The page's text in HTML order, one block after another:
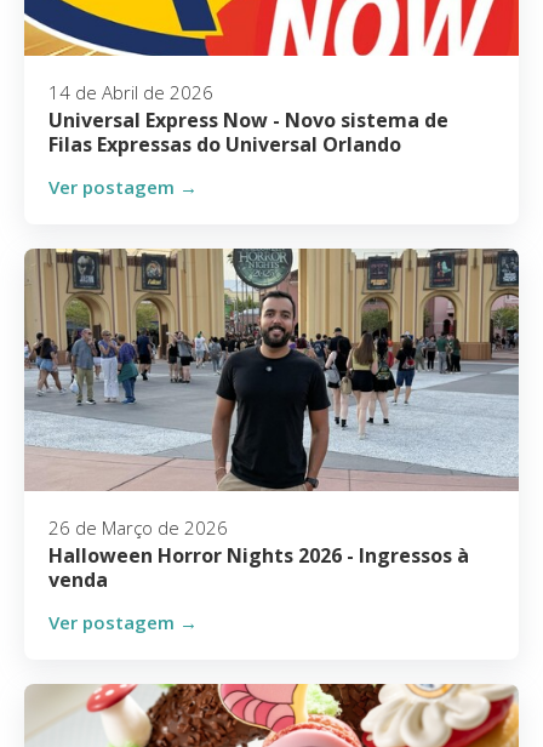
14 de Abril de 2026
Universal Express Now - Novo sistema de
Filas Expressas do Universal Orlando
Ver postagem →
26 de Março de 2026
Halloween Horror Nights 2026 - Ingressos à
venda
Ver postagem →